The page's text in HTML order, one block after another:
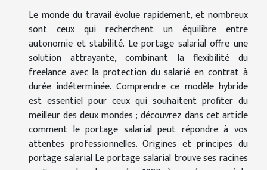
Le monde du travail évolue rapidement, et nombreux
sont ceux qui recherchent un équilibre entre
autonomie et stabilité. Le portage salarial offre une
solution attrayante, combinant la flexibilité du
freelance avec la protection du salarié en contrat à
durée indéterminée. Comprendre ce modèle hybride
est essentiel pour ceux qui souhaitent profiter du
meilleur des deux mondes ; découvrez dans cet article
comment le portage salarial peut répondre à vos
attentes professionnelles. Origines et principes du
portage salarial Le portage salarial trouve ses racines